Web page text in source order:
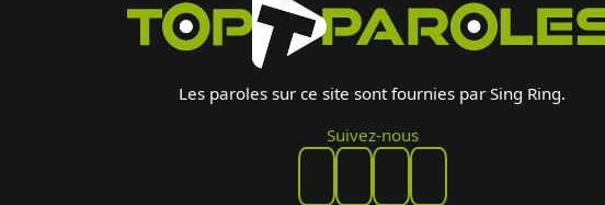
Les paroles sur ce site sont fournies par Sing Ring.
Suivez-nous